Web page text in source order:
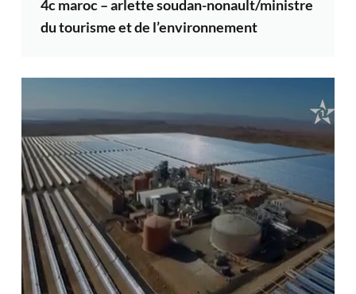
4c maroc – arlette soudan-nonault/ministre
du tourisme et de l’environnement